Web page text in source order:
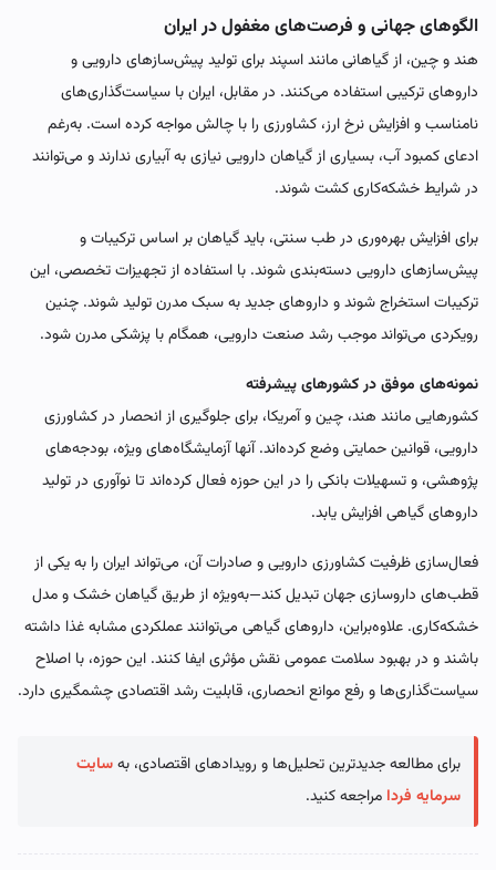
الگوهای جهانی و فرصت‌های مغفول در ایران
هند و چین، از گیاهانی مانند اسپند برای تولید پیش‌سازهای دارویی و
داروهای ترکیبی استفاده می‌کنند. در مقابل، ایران با سیاست‌گذاری‌های
نامناسب و افزایش نرخ ارز، کشاورزی را با چالش مواجه کرده است. به‌رغم
ادعای کمبود آب، بسیاری از گیاهان دارویی نیازی به آبیاری ندارند و می‌توانند
در شرایط خشکه‌کاری کشت شوند.
برای افزایش بهره‌وری در طب سنتی، باید گیاهان بر اساس ترکیبات و
پیش‌سازهای دارویی دسته‌بندی شوند. با استفاده از تجهیزات تخصصی، این
ترکیبات استخراج شوند و داروهای جدید به سبک مدرن تولید شوند. چنین
رویکردی می‌تواند موجب رشد صنعت دارویی، همگام با پزشکی مدرن شود.
نمونه‌های موفق در کشورهای پیشرفته
کشورهایی مانند هند، چین و آمریکا، برای جلوگیری از انحصار در کشاورزی
دارویی، قوانین حمایتی وضع کرده‌اند. آنها آزمایشگاه‌های ویژه، بودجه‌های
پژوهشی، و تسهیلات بانکی را در این حوزه فعال کرده‌اند تا نوآوری در تولید
داروهای گیاهی افزایش یابد.
فعال‌سازی ظرفیت کشاورزی دارویی و صادرات آن، می‌تواند ایران را به یکی از
قطب‌های داروسازی جهان تبدیل کند—به‌ویژه از طریق گیاهان خشک و مدل
خشکه‌کاری. علاوه‌براین، داروهای گیاهی می‌توانند عملکردی مشابه غذا داشته
باشند و در بهبود سلامت عمومی نقش مؤثری ایفا کنند. این حوزه، با اصلاح
سیاست‌گذاری‌ها و رفع موانع انحصاری، قابلیت رشد اقتصادی چشمگیری دارد.
برای مطالعه جدیدترین تحلیل‌ها و رویدادهای اقتصادی، بهسایت
سرمایه فردا مراجعه کنید.